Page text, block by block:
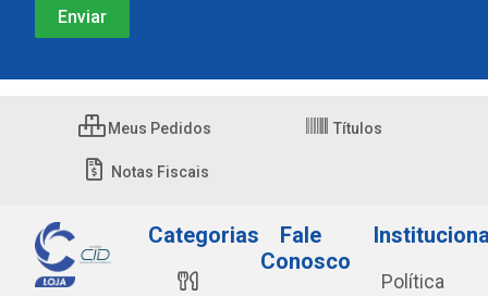
Meus Pedidos Títulos
Notas Fiscais
Categorias
Fale
Conosco
Política